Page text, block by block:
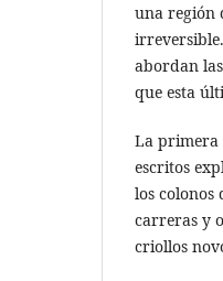
una región
abordan
que esta
La primera
escritos
los colonos
carreras y
criollos